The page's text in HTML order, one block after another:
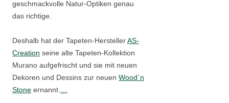
geschmackvolle Natur-Optiken genau
das richtige.
Deshalb hat der Tapeten-HerstellerAS-
Creation seine alte Tapeten-Kollektion
Murano aufgefrischt und sie mit neuen
Dekoren und Dessins zur neuen Wood`n
Stone ernannt.